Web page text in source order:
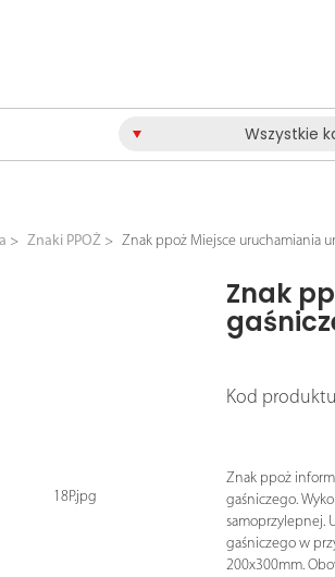
Wszystkie
Znaki PPOŻ Znak ppoż Miejsce uruchamiania
18P.jpg
Znak
Kod
Znak ppoż
gaśniczego.
samoprzylepnej.
gaśniczego w
200x300mm.